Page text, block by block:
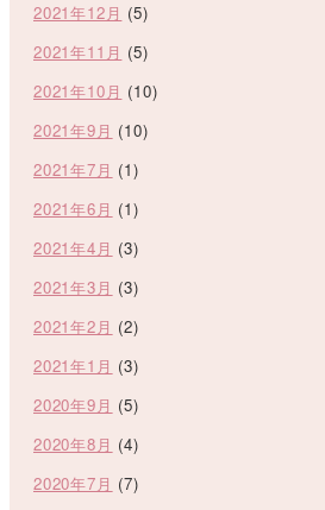
2021年12月 (5)
2021年11月 (5)
2021年10月 (10)
2021年9月 (10)
2021年7月 (1)
2021年6月 (1)
2021年4月 (3)
2021年3月 (3)
2021年2月 (2)
2021年1月 (3)
2020年9月 (5)
2020年8月 (4)
2020年7月 (7)